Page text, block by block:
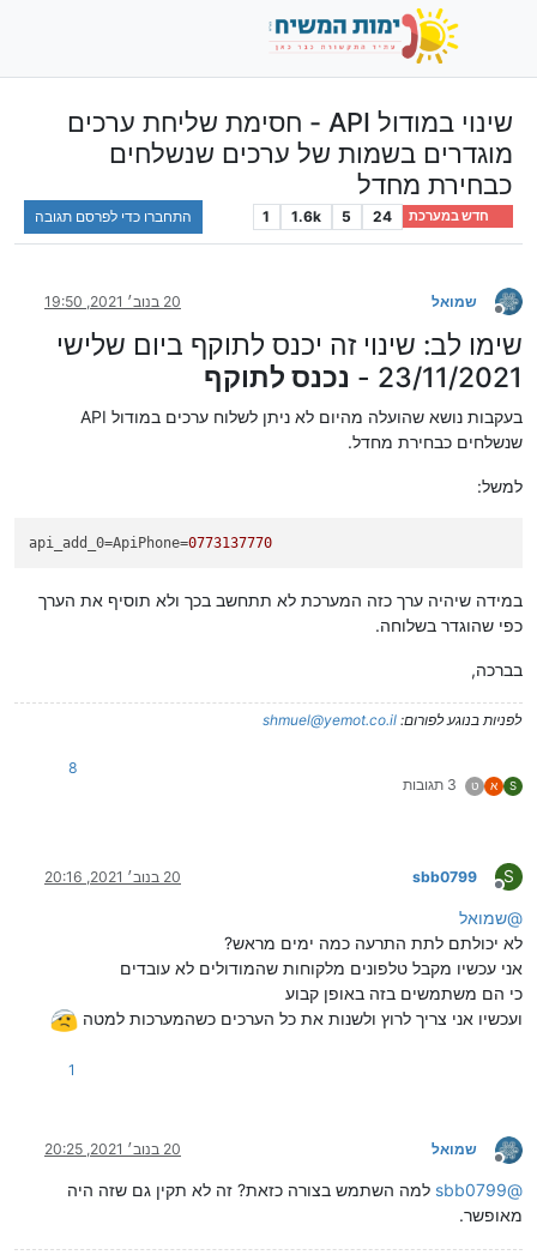
שינוי במודול API - חסימת שליחת ערכים
מוגדרים בשמות של ערכים שנשלחים
כבחירת מחדל
חדש במערכת 24
5
1.6k
1 התחברו כדי לפרסם תגובה
מנותק
שמואל 20 בנוב׳ 2021, 19:50
שימו לב: שינוי זה יכנס לתוקף ביום שלישי
23/11/2021 -
נכנס לתוקף
בעקבות נושא שהועלה מהיום לא ניתן לשלוח ערכים במודול API
שנשלחים כבחירת מחדל.
למשל:
api_add_0=ApiPhone=0773137770
במידה שיהיה ערך כזה המערכת לא תתחשב בכך ולא תוסיף את הערך
כפי שהוגדר בשלוחה.
בברכה,
לפניות בנוגע לפורום: shmuel@yemot.co.il
S א ט 3 תגובות
8
S
מנותק
sbb0799 20 בנוב׳ 2021, 20:16
@שמואל
לא יכולתם לתת התרעה כמה ימים מראש?
אני עכשיו מקבל טלפונים מלקוחות שהמודולים לא עובדים
כי הם משתמשים בזה באופן קבוע
ועכשיו אני צריך לרוץ ולשנות את כל הערכים כשהמערכות למטה
1
מנותק
שמואל 20 בנוב׳ 2021, 20:25
@
sbb0799 למה השתמש בצורה כזאת? זה לא תקין גם שזה היה
מאופשר.